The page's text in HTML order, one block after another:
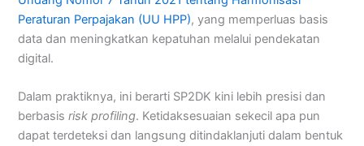
Peraturan Perpajakan (UU HPP), yang memperluas basis
data dan meningkatkan kepatuhan melalui pendekatan
digital.
Dalam praktiknya, ini berarti SP2DK kini lebih presisi dan
berbasisrisk profiling. Ketidaksesuaian sekecil apa pun
dapat terdeteksi dan langsung ditindaklanjuti dalam bentuk